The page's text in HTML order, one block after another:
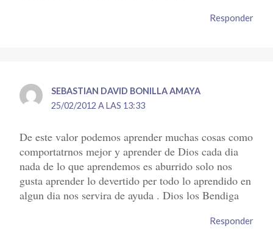
Responder
SEBASTIAN DAVID BONILLA AMAYA
25/02/2012 A LAS 13:33
De este valor podemos aprender muchas cosas como
comportatrnos mejor y aprender de Dios cada dia
nada de lo que aprendemos es aburrido solo nos
gusta aprender lo devertido per todo lo aprendido en
algun dia nos servira de ayuda . Dios los Bendiga
Responder